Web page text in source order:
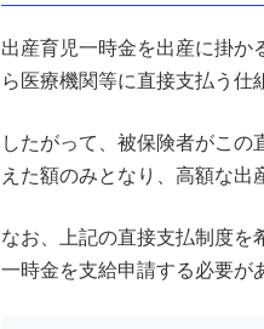
0.5.2.直接支払
0.6.1. 出産育児
0.7. 関連手続き
0.7.1. 従業員が
出産育児一時金を出産に掛か
ら医療機関等に直接支払う仕
したがって、被保険者がこ
えた額のみとなり、高額な出
なお、上記の直接支払制度を
一時金を支給申請する必要が